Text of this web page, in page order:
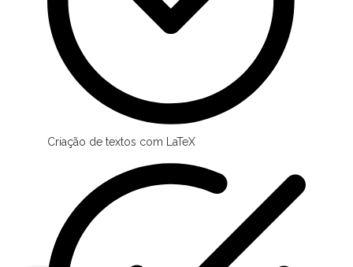
Criação de textos com LaTeX